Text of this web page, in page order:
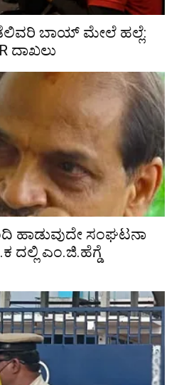
ಡೆಲಿವರಿ ಬಾಯ್ ಮೇಲೆ ಹಲ್ಲೆ:
ದಾಖಲು
ಹಾಡುವುದೇ ಸಂಘಟನಾ
ದಲ್ಲಿ ಎಂ.ಜಿ.ಹೆಗ್ಡೆ